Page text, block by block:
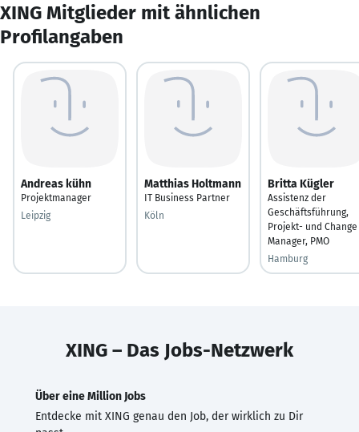
XING Mitglieder mit ähnlichen
Profilangaben
Andreas kühn
Projektmanager
Leipzig
Matthias Holtmann
IT Business Partner
Köln
Britta Kügler
Assistenz der
Geschäftsführung,
Projekt- und Change
Manager, PMO
Hamburg
XING – Das Jobs-Netzwerk
Über eine Million Jobs
Entdecke mit XING genau den Job, der wirklich zu Dir